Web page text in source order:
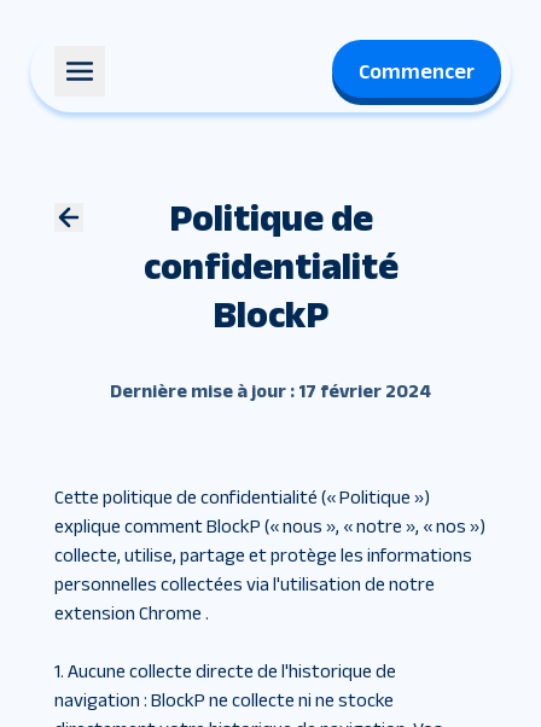
Commencer
Politique de
confidentialité
BlockP
Dernière mise à jour : 17 février 2024
Cette politique de confidentialité (« Politique »)
explique comment BlockP (« nous », « notre », « nos »)
collecte, utilise, partage et protège les informations
personnelles collectées via l'utilisation de notre
extension Chrome .
1. Aucune collecte directe de l'historique de
navigation : BlockP ne collecte ni ne stocke